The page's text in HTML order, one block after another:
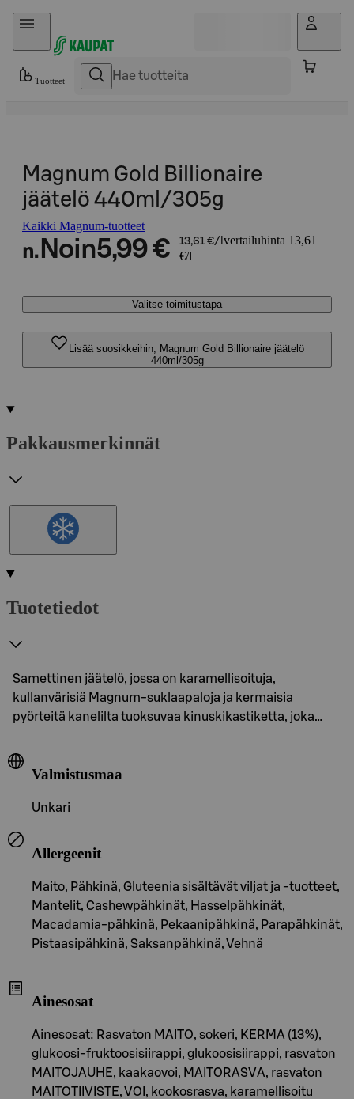
Hyppää sisältöön
Tuotteet
Magnum Gold Billionaire
jäätelö 440ml/305g
Kaikki Magnum-tuotteet
n. Noin5,99 € 13,61 €/l vertailuhinta 13,61
€/l
Valitse toimitustapa
Lisää suosikkeihin, Magnum Gold Billionaire jäätelö
440ml/305g
Pakkausmerkinnät
Tuotetiedot
Samettinen jäätelö, jossa on karamellisoituja,
kullanvärisiä Magnum-suklaapaloja ja kermaisia
pyörteitä kanelilta tuoksuvaa kinuskikastiketta, joka…
Valmistusmaa
Unkari
Allergeenit
Maito, Pähkinä, Gluteenia sisältävät viljat ja -tuotteet,
Mantelit, Cashewpähkinät, Hasselpähkinät,
Macadamia-pähkinä, Pekaanipähkinä, Parapähkinät,
Pistaasipähkinä, Saksanpähkinä, Vehnä
Ainesosat
Ainesosat: Rasvaton MAITO, sokeri, KERMA (13%),
glukoosi-fruktoosisiirappi, glukoosisiirappi, rasvaton
MAITOJAUHE, kaakaovoi, MAITORASVA, rasvaton
MAITOTIIVISTE, VOI, kookosrasva, karamellisoitu